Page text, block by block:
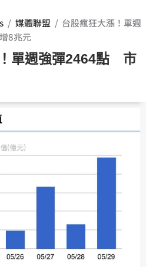
/ 媒體聯盟 / 台股瘋狂大漲！單週
8兆元
單週強彈2464點 市